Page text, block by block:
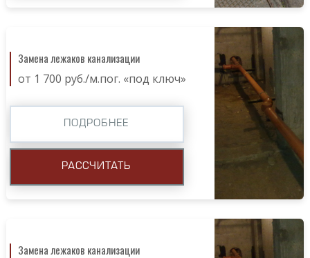
Замена лежаков канализации
от 1 700 руб./м.пог. «под ключ»
ПОДРОБНЕЕ
РАССЧИТАТЬ
Замена лежаков канализации